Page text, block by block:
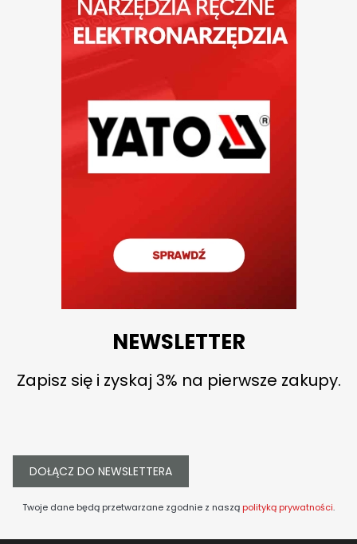
NEWSLETTER
Zapisz się i zyskaj 3% na pierwsze zakupy.
DOŁĄCZ DO NEWSLETTERA
Twoje dane będą przetwarzane zgodnie z naszą polityką prywatności.